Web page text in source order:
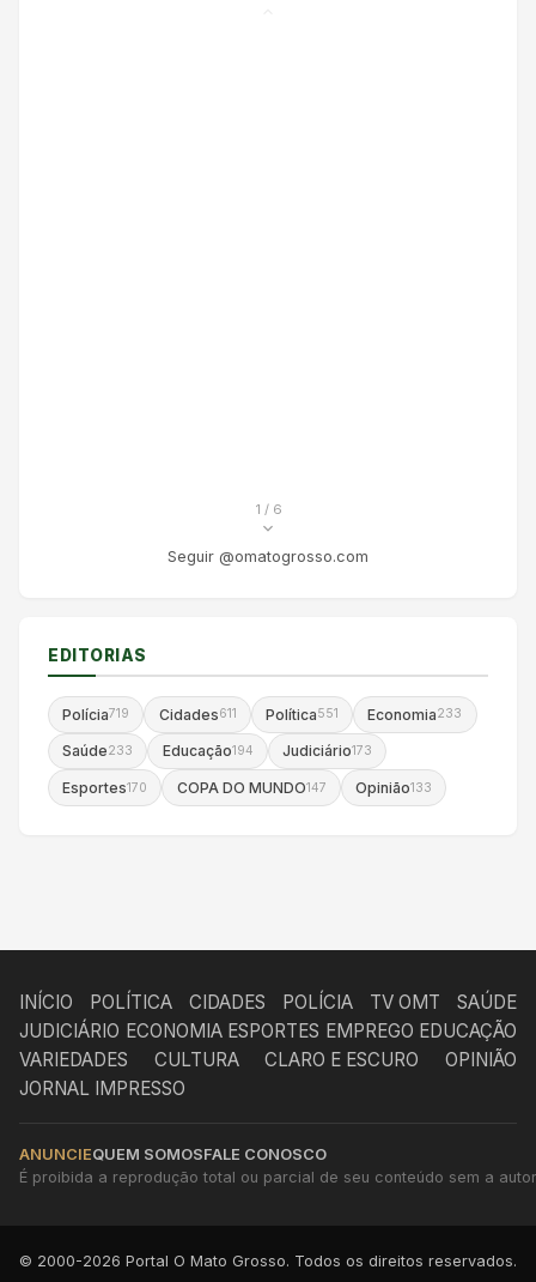
1 / 6
Seguir @omatogrosso.com
EDITORIAS
Polícia719 Cidades611 Política551 Economia233
Saúde233 Educação194 Judiciário173
Esportes170 COPA DO MUNDO147 Opinião133
INÍCIO POLÍTICA CIDADES POLÍCIA TV OMT
SAÚDE
JUDICIÁRIO ECONOMIA ESPORTES EMPREGO EDUCAÇÃO
VARIEDADES
CULTURA CLARO E ESCURO
OPINIÃO
JORNAL IMPRESSO
ANUNCIEQUEM SOMOSFALE CONOSCO
É proibida a reprodução total ou parcial de seu conteúdo sem a
© 2000-2026 Portal O Mato Grosso. Todos os direitos reservados.